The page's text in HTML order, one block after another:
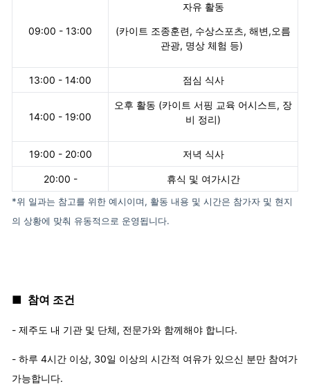
09:00 - 13:00
자유 활동
(카이트 조종훈련, 수상스포츠, 해변,오름
관광, 명상 체험 등)
13:00 - 14:00 점심 식사
14:00 - 19:00
오후 활동 (카이트 서핑 교육 어시스트, 장
비 정리)
19:00 - 20:00 저녁 식사
20:00 - 휴식 및 여가시간
*위 일과는 참고를 위한 예시이며, 활동 내용 및 시간은 참가자 및 현지
의 상황에 맞춰 유동적으로 운영됩니다.
■ 참여 조건
- 제주도 내 기관 및 단체, 전문가와 함께해야 합니다.
- 하루 4시간 이상, 30일 이상의 시간적 여유가 있으신 분만 참여가
가능합니다.